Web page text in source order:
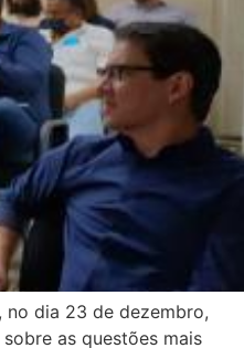
dia 23 de dezembro,
as questões mais